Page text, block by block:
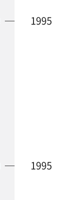
1995
1995